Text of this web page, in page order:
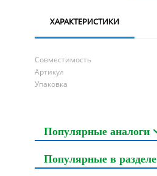
ХАРАКТЕРИСТИКИ
Совместимость
Артикул
Упаковка
Популярные аналоги
Популярные в разделе